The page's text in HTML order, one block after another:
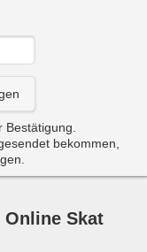
bekommen,
Skat